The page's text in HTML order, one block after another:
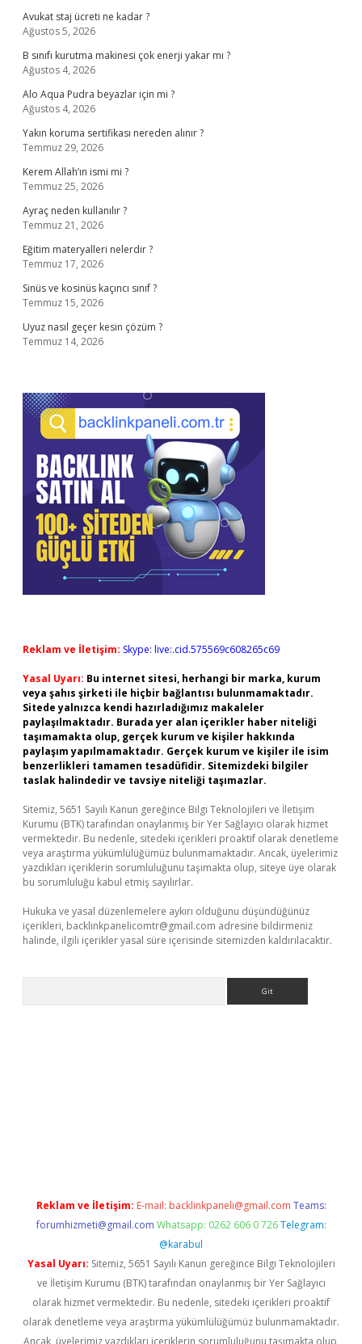
Avukat staj ücreti ne kadar ?
Ağustos 5, 2026
B sınıfı kurutma makinesi çok enerji yakar mı ?
Ağustos 4, 2026
Alo Aqua Pudra beyazlar için mi ?
Ağustos 4, 2026
Yakın koruma sertifikası nereden alınır ?
Temmuz 29, 2026
Kerem Allah’ın ismi mi ?
Temmuz 25, 2026
Ayraç neden kullanılır ?
Temmuz 21, 2026
Eğitim materyalleri nelerdir ?
Temmuz 17, 2026
Sinüs ve kosinüs kaçıncı sınıf ?
Temmuz 15, 2026
Uyuz nasıl geçer kesin çözüm ?
Temmuz 14, 2026
Reklam ve İletişim: Skype: live:.cid.575569c608265c69
Yasal Uyarı: Bu internet sitesi, herhangi bir marka, kurum
veya şahıs şirketi ile hiçbir bağlantısı bulunmamaktadır.
Sitede yalnızca kendi hazırladığımız makaleler
paylaşılmaktadır. Burada yer alan içerikler haber niteliği
taşımamakta olup, gerçek kurum ve kişiler hakkında
paylaşım yapılmamaktadır. Gerçek kurum ve kişiler ile isim
benzerlikleri tamamen tesadüfidir. Sitemizdeki bilgiler
taslak halindedir ve tavsiye niteliği taşımazlar.
Sitemiz, 5651 Sayılı Kanun gereğince Bilgi Teknolojileri ve İletişim
Kurumu (BTK) tarafından onaylanmış bir Yer Sağlayıcı olarak hizmet
vermektedir. Bu nedenle, sitedeki içerikleri proaktif olarak denetleme
veya araştırma yükümlülüğümüz bulunmamaktadır. Ancak, üyelerimiz
yazdıkları içeriklerin sorumluluğunu taşımakta olup, siteye üye olarak
bu sorumluluğu kabul etmiş sayılırlar.
Hukuka ve yasal düzenlemelere aykırı olduğunu düşündüğünüz
içerikleri, backlinkpanelicomtr@gmail.com adresine bildirmeniz
halinde, ilgili içerikler yasal süre içerisinde sitemizden kaldırılacaktır.
Reklam ve İletişim: E-mail: backlinkpaneli@gmail.com Teams:
forumhizmeti@gmail.com Whatsapp: 0262 606 0 726 Telegram:
@karabul
Yasal Uyarı: Sitemiz, 5651 Sayılı Kanun gereğince Bilgi Teknolojileri
ve İletişim Kurumu (BTK) tarafından onaylanmış bir Yer Sağlayıcı
olarak hizmet vermektedir. Bu nedenle, sitedeki içerikleri proaktif
olarak denetleme veya araştırma yükümlülüğümüz bulunmamaktadır.
Ancak, üyelerimiz yazdıkları içeriklerin sorumluluğunu taşımakta olup,